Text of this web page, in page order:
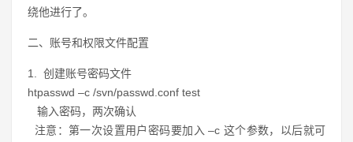
绕他进行了。
二、账号和权限文件配置
1. 创建账号密码文件
htpasswd –c /svn/passwd.conf test
输入密码，两次确认
注意：第一次设置用户密码要加入 –c 这个参数，以后就可